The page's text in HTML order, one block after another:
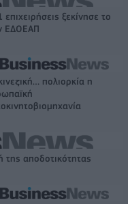
ξεκίνησε το
ΕΔΟΕΑΠ
πολιορκία η
αποδοτικότητας